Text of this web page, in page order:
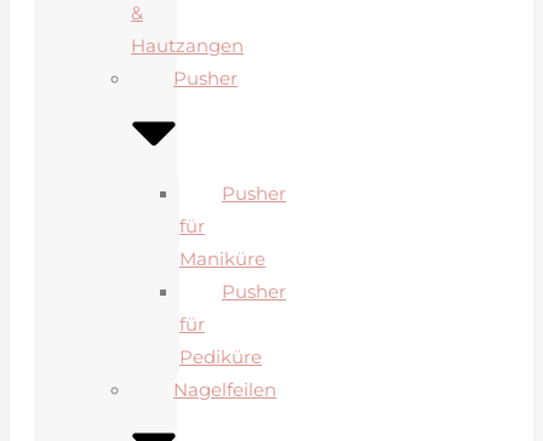
&
Hautzangen
Pusher
Pusher
für
Maniküre
Pusher
für
Pediküre
Nagelfeilen